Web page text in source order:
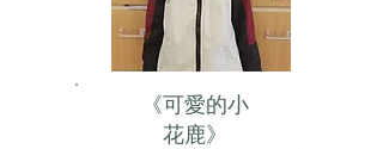
《可愛的小
花鹿》